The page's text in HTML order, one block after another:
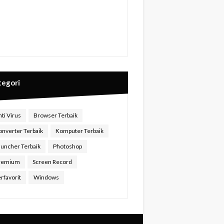
Virus Browser Terbaik
Terbaik Komputer Terbaik
Terbaik Photoshop
Screen Record
Windows